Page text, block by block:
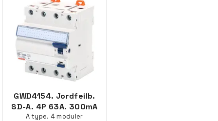
GWD4154. Jordfeilb.
SD-A. 4P 63A. 300mA
A type. 4 moduler